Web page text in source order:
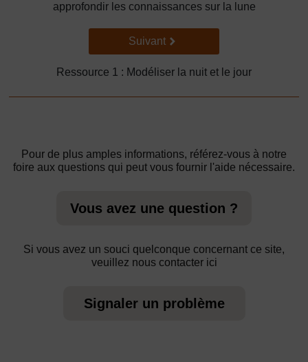
approfondir les connaissances sur la lune
Suivant
Suivant
Ressource 1 : Modéliser la nuit et le jour
Pour de plus amples informations, référez-vous à notre
foire aux questions qui peut vous fournir l'aide nécessaire.
Vous avez une question ?
Si vous avez un souci quelconque concernant ce site,
veuillez nous contacter ici
Signaler un problème